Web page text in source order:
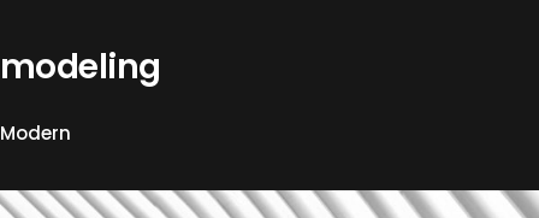
modeling
Modern